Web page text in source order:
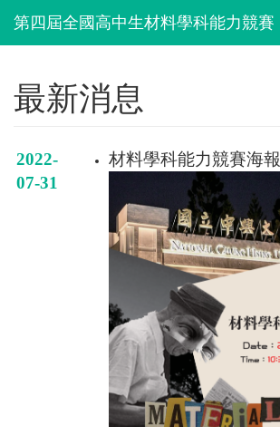
最新消息
2022-
07-31
材料學科能力競賽海報